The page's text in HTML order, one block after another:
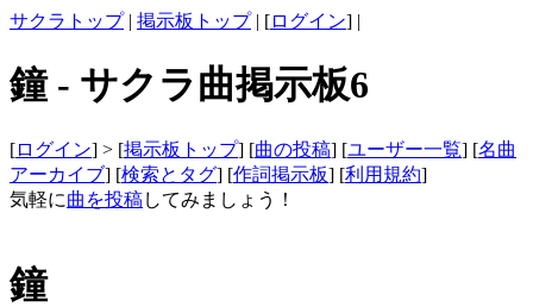
サクラトップ| 掲示板トップ| [ログイン] |
鐘 - サクラ曲掲示板6
[ログイン] > [掲示板トップ] [曲の投稿] [ユーザー一覧] [名曲
アーカイブ] [検索とタグ] [作詞掲示板] [利用規約]
気軽に曲を投稿してみましょう！
鐘